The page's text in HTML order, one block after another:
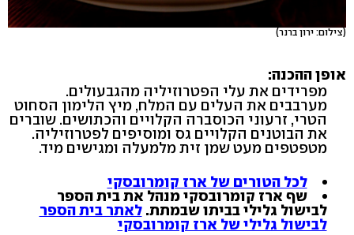
(צילום: ירון ברנר)
אופן ההכנה:
מפרידים את עלי הפטרוזיליה מהגבעולים.
מערבבים את העלים עם המלח, מיץ הלימון הסחוט
הטרי, זרעוני הכוסברה הקלויים והכתושים. שוברים
את הבוטנים הקלויים גס ומוסיפים לפטרוזיליה.
מטפטפים מעט שמן זית מלמעלה ומגישים מיד.
לכל הטורים של ארז קומרובסקי
שף ארז קומרובסקי מנהל את בית הספר
לבישול גלילי בביתו שבמתת.לאתר בית הספר
לבישול גלילי של ארז קומרובסקי